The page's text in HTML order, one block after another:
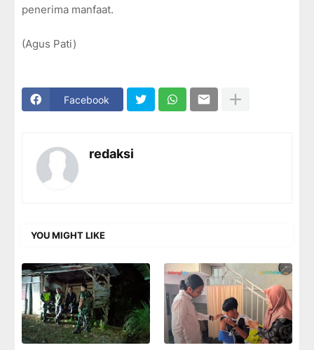
penerima manfaat.
(Agus Pati)
Facebook
redaksi
YOU MIGHT LIKE